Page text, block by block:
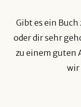
Gibt es ein
oder dir sehr
zu einem guten
wir